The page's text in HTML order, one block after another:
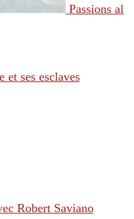
Passions al
et ses esclaves
Robert Saviano